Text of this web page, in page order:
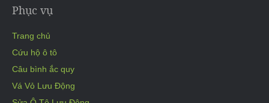
Phục vụ
Trang chủ
Cứu hộ ô tô
Câu bình ắc quy
Vá Vỏ Lưu Động